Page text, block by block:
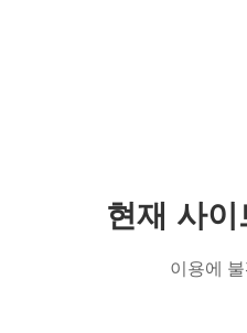
현재 사
이용에